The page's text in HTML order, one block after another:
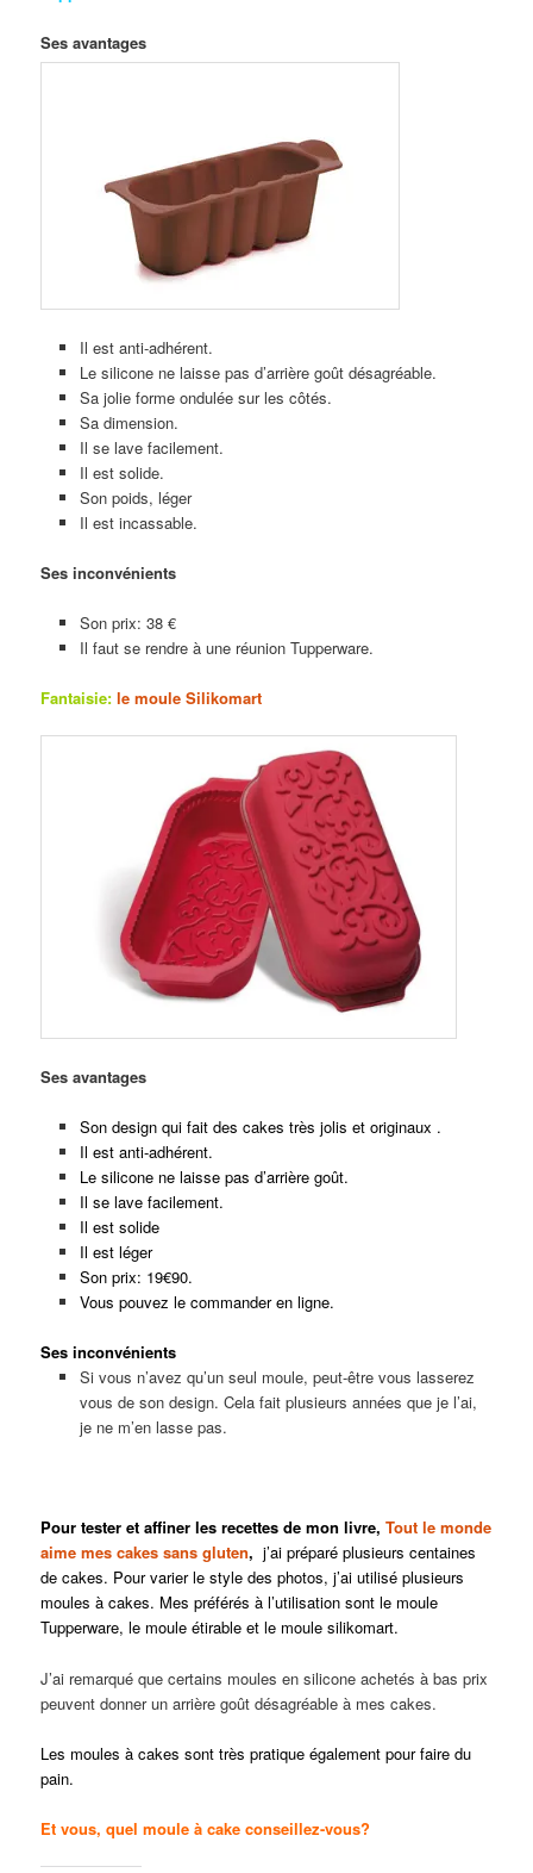
Ses avantages
Il est anti-adhérent.
Le silicone ne laisse pas d’arrière goût désagréable.
Sa jolie forme ondulée sur les côtés.
Sa dimension.
Il se lave facilement.
Il est solide.
Son poids, léger
Il est incassable.
Ses inconvénients
Son prix: 38 €
Il faut se rendre à une réunion Tupperware.
Fantaisie:le moule Silikomart
Ses avantages
Son design qui fait des cakes très jolis et originaux .
Il est anti-adhérent.
Le silicone ne laisse pas d’arrière goût.
Il se lave facilement.
Il est solide
Il est léger
Son prix: 19€90.
Vous pouvez le commander en ligne.
Ses inconvénients
Si vous n’avez qu’un seul moule, peut-être vous lasserez
vous de son design. Cela fait plusieurs années que je l’ai,
je ne m’en lasse pas.
Pour tester et affiner les recettes de mon livre,Tout le monde
aime mes cakes sans gluten,j’ai préparé plusieurs centaines
de cakes. Pour varier le style des photos, j’ai utilisé plusieurs
moules à cakes. Mes préférés à l’utilisation sont le moule
Tupperware, le moule étirable et le moule silikomart.
J’ai remarqué que certains moules en silicone achetés à bas prix
peuvent donner un arrière goût désagréable à mes cakes.
Les moules à cakes sont très pratique également pour faire du
pain.
Et vous, quel moule à cake conseillez-vous?